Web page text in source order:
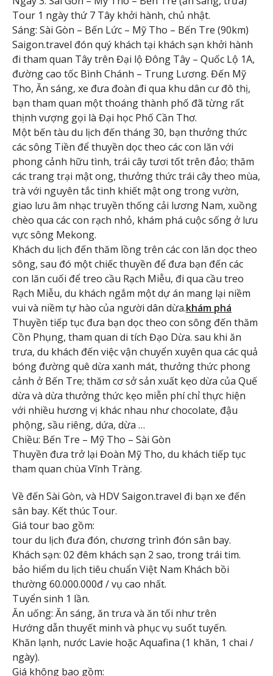
Tour 1 ngày thứ 7 Tây khởi hành, chủ nhật.
Sáng: Sài Gòn – Bến Lức – Mỹ Tho – Bến Tre (90km)
Saigon.travel đón quý khách tại khách sạn khởi hành
đi tham quan Tây trên Đại lộ Đông Tây – Quốc Lộ 1A,
đường cao tốc Bình Chánh – Trung Lương. Đến Mỹ
Tho, Ăn sáng, xe đưa đoàn đi qua khu dân cư đô thị,
bạn tham quan một thoáng thành phố đã từng rất
thịnh vượng gọi là Đại học Phố Cần Thơ.
Một bến tàu du lịch đến tháng 30, bạn thưởng thức
các sông Tiền để thuyền dọc theo các con lăn với
phong cảnh hữu tình, trái cây tươi tốt trên đảo; thăm
các trang trại mật ong, thưởng thức trái cây theo mùa,
trà với nguyên tắc tinh khiết mật ong trong vườn,
giao lưu âm nhạc truyền thống cải lương Nam, xuồng
chèo qua các con rạch nhỏ, khám phá cuộc sống ở lưu
vực sông Mekong.
Khách du lịch đến thăm lồng trên các con lăn dọc theo
sông, sau đó một chiếc thuyền để đưa bạn đến các
con lăn cuối để treo cầu Rạch Miễu, đi qua cầu treo
Rạch Miễu, du khách ngắm một dự án mang lại niềm
vui và niềm tự hào của người dân dừa.khám phá
Thuyền tiếp tục đưa bạn dọc theo con sông đến thăm
Cồn Phụng, tham quan di tích Đạo Dừa. sau khi ăn
trưa, du khách đến việc vận chuyển xuyên qua các quả
bóng đường quê dừa xanh mát, thưởng thức phong
cảnh ở Bến Tre; thăm cơ sở sản xuất kẹo dừa của Quế
dừa và dừa thưởng thức kẹo miễn phí chỉ thực hiện
với nhiều hương vị khác nhau như chocolate, đậu
phộng, sầu riêng, dứa, dừa …
Chiều: Bến Tre – Mỹ Tho – Sài Gòn
Thuyền đưa trở lại Đoàn Mỹ Tho, du khách tiếp tục
tham quan chùa Vĩnh Tràng.
Về đến Sài Gòn, và HDV Saigon.travel đi bạn xe đến
sân bay. Kết thúc Tour.
Giá tour bao gồm:
tour du lịch đưa đón, chương trình đón sân bay.
Khách sạn: 02 đêm khách sạn 2 sao, trong trái tim.
bảo hiểm du lịch tiêu chuẩn Việt Nam Khách bồi
thường 60.000.000đ / vụ cao nhất.
Tuyển sinh 1 lần.
Ăn uống: Ăn sáng, ăn trưa và ăn tối như trên
Hướng dẫn thuyết minh và phục vụ suốt tuyến.
Khăn lạnh, nước Lavie hoặc Aquafina (1 khăn, 1 chai /
ngày).
Giá không bao gồm: